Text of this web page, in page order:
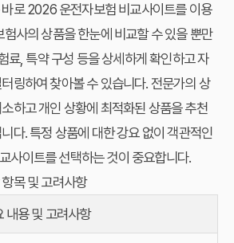
로 2026 운전자보험 비교사이트를 이용
사의 상품을 한눈에 비교할 수 있을 뿐만
료, 특약 구성 등을 상세하게 확인하고 자
링하여 찾아볼 수 있습니다. 전문가의 상
하고 개인 상황에 최적화된 상품을 추천
다. 특정 상품에 대한 강요 없이 객관적인
사이트를 선택하는 것이 중요합니다.
목 및 고려사항
내용 및 고려사항